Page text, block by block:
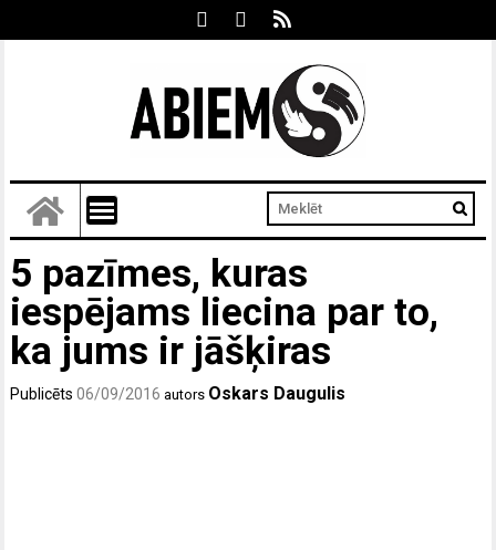
5 pazīmes, kuras
iespējams liecina par to,
ka jums ir jāšķiras
Publicēts06/09/2016 autors Oskars Daugulis